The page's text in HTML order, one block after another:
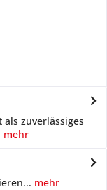
als zuverlässiges
mehr
mehr